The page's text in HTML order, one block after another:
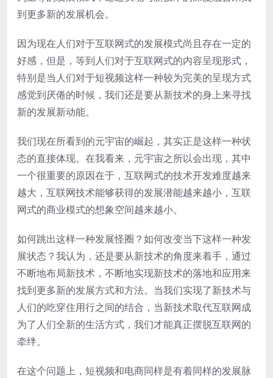
到更多新的发展机会。
因为现在人们对于互联网式的发展模式尚且存在一定的
好感，但是，等到人们对于互联网式的内容呈现形式，
特别是当人们对于短视频这样一种较为完美的呈现方式
感觉到厌倦的时候，我们还是要从新技术的身上来寻找
新的发展新动能。
我们现在所看到的元宇宙的崛起，其实正是这样一种状
态的直接体现。在我看来，元宇宙之所以会出现，其中
一个很重要的原因在于，互联网式的技术开发难度越来
越大，互联网技术能够获得的发展潜能越来越小，互联
网式的商业模式的想象空间越来越小。
如何跳出这样一种发展怪圈？如何改变当下这样一种发
展状态？我认为，还是要从新技术的角度来着手，通过
不断地布局新技术，不断地实现新技术的落地和应用来
找到更多新的发展方式和方法。当我们实现了新技术与
人们的吃穿住用行之间的结合，当新技术取代互联网成
为了人们全新的生活方式，我们才能真正摆脱互联网的
牵绊。
在这个问题上，短视频和电商同样是有着同样的发展脉